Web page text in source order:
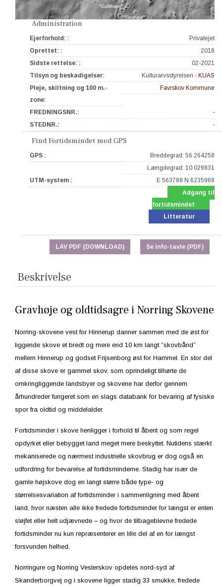
Administration
Ejerforhold: :
Privatejet
Oprettet: :
2018
Sidste rettelse: :
02-2021
Tilsyn og beskadigelser:
Kulturarvsstyrelsen - KUAS
Pleje, skiltning og 100 m.-
zone:
Favrskov Kommune
FREDNINGSNR.:
-
STEDNR.:
-
Find Fortidsmindet med GPS
GPS :
Breddegrad: 56.264258
Længdegrad: 10.029831
UTM-system :
E 563788 N 6235968
Adgang til
fortidsmindet
Litteratur
Se info-tavle (PDF)
LAV PDF (DOWNLOAD)
Beskrivelse
Gravhøje og oldtidsagre i Norring Skovene
Norring-skovene vest for Hinnerup danner sammen med de øst for
liggende skove et bredt og mere end 10 km langt ”skovbånd”
mellem Hinnerup og godset Frijsenborg øst for Hammel. En stor del
af disse skove er gammel skov, som oprindeligt tilhørte de
omkringliggende landsbyer og skovene har derfor gennem
århundreder fungeret som en slags databank for bevaring af fysiske
spor fra oldtid og middelalder.
Fortidsminder i skove henligger i forhold til åbent og som regel
opdyrket eller bebygget land meget mere beskyttet. Nutidens stærkt
mekaniserede og nærmest industrielle skovbrug er dog også en
udfordring for bevarelse af fortidsminderne. Stadig har især de
gamle højskove dog en langt større både type- og
størrelsesvariation af fortidsminder i sammenligning med åbent
land, hvor næsten alle ikke fredede fortidsminder for længst er enten
sløjfet eller helt udjævnede – og hvor de tilbageblevne fredede
fortidsminder nu kun repræsenterer en lille del af en for længst
forsvunden helhed.
Norringure og Norring Vesterskov opdeles nord-syd af
Skanderborgvej og i skovene ligger stadig 33 smukke, fredede